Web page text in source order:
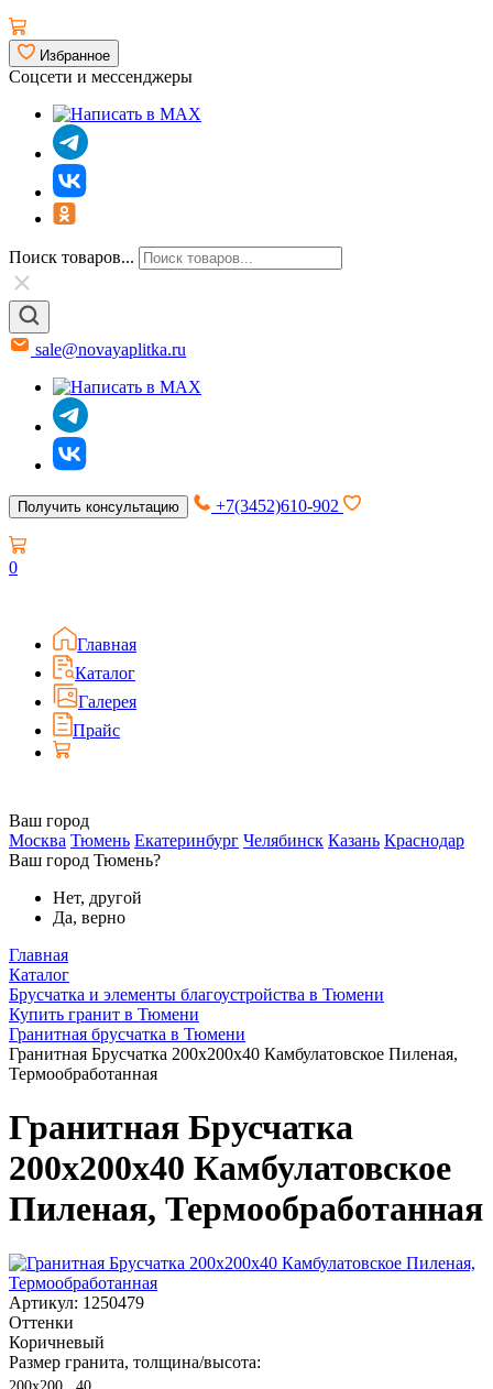
Избранное
Соцсети и мессенджеры
Поиск товаров...
sale@novayaplitka.ru
Получить консультацию +7(3452)610-902
0
Главная
Каталог
Галерея
Прайс
Ваш город
Москва Тюмень Екатеринбург Челябинск Казань Краснодар
Ваш город Тюмень?
Нет, другой
Да, верно
Главная
Каталог
Брусчатка и элементы благоустройства в Тюмени
Купить гранит в Тюмени
Гранитная брусчатка в Тюмени
Гранитная Брусчатка 200х200x40 Камбулатовское Пиленая,
Термообработанная
Гранитная Брусчатка
200х200x40 Камбулатовское
Пиленая, Термообработанная
Артикул: 1250479
Оттенки
Коричневый
Размер гранита, толщина/высота: